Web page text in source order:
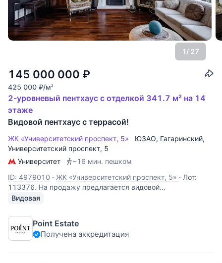
1/ 27
145 000 000 ₽
425 000 ₽/м2
2-уровневый пентхаус с отделкой 341.7 м² на 14
этаже
Видовой пентхаус с террасой!
ЖК «Университетский проспект, 5» ЮЗАО, Гагаринский,
Университетский проспект, 5
Университет
~16 мин. пешком
ID: 4979010 · ЖК «Университетский проспект, 5» · Лот:
113376. На продажу предлагается видовой
двухуровневый многокомнатный пентхаус, площадью 340
Планировка: 1-й уровень: кухня-гостиная, три спальни, две
из которых со своими санузлами, спальня с
Видовая
Point Estate
Получена аккредитация